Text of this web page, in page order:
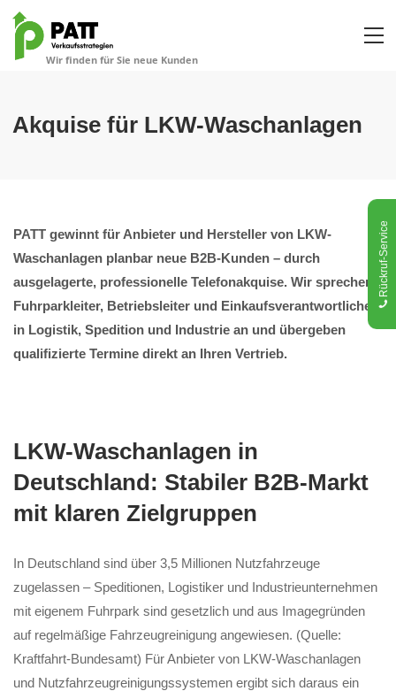
Akquise für LKW-Waschanlagen
PATT gewinnt für Anbieter und Hersteller von LKW-
Waschanlagen planbar neue B2B-Kunden – durch
ausgelagerte, professionelle Telefonakquise. Wir sprechen
Fuhrparkleiter, Betriebsleiter und Einkaufsverantwortliche
in Logistik, Spedition und Industrie an und übergeben
qualifizierte Termine direkt an Ihren Vertrieb.
LKW-Waschanlagen in
Deutschland: Stabiler B2B-Markt
mit klaren Zielgruppen
In Deutschland sind über 3,5 Millionen Nutzfahrzeuge
zugelassen – Speditionen, Logistiker und Industrieunternehmen
mit eigenem Fuhrpark sind gesetzlich und aus Imagegründen
auf regelmäßige Fahrzeugreinigung angewiesen. (Quelle:
Kraftfahrt-Bundesamt) Für Anbieter von LKW-Waschanlagen
und Nutzfahrzeugreinigungssystemen ergibt sich daraus ein
Rückruf-Service